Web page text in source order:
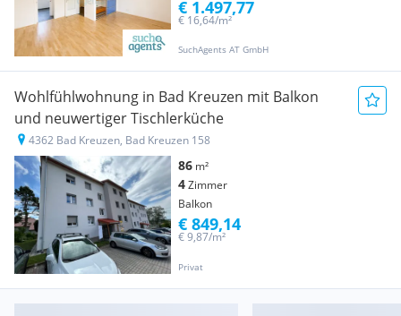
SuchAgents AT GmbH
€ 16,64/m²
€ 1.497,77
Wohlfühlwohnung in Bad Kreuzen mit Balkon
und neuwertiger Tischlerküche
4362 Bad Kreuzen, Bad Kreuzen 158
86 m²
4Zimmer
Balkon
Privat
€ 9,87/m²
€ 849,14